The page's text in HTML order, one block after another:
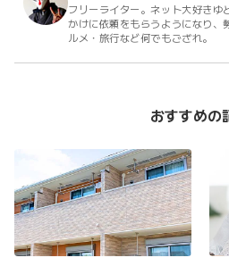
フリーライター。ネット大好きゆ
かけに依頼をもらうようになり、
ルメ・旅行など何でもござれ。
おすすめの